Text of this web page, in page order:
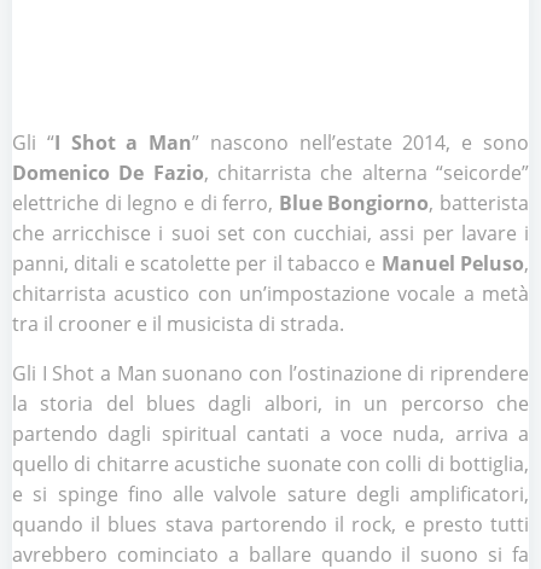
Gli “I Shot a Man” nascono nell’estate 2014, e sono
Domenico De Fazio, chitarrista che alterna “seicorde”
elettriche di legno e di ferro, Blue Bongiorno, batterista
che arricchisce i suoi set con cucchiai, assi per lavare i
panni, ditali e scatolette per il tabacco e Manuel Peluso,
chitarrista acustico con un’impostazione vocale a metà
tra il crooner e il musicista di strada.
Gli I Shot a Man suonano con l’ostinazione di riprendere
la storia del blues dagli albori, in un percorso che
partendo dagli spiritual cantati a voce nuda, arriva a
quello di chitarre acustiche suonate con colli di bottiglia,
e si spinge fino alle valvole sature degli amplificatori,
quando il blues stava partorendo il rock, e presto tutti
avrebbero cominciato a ballare quando il suono si fa